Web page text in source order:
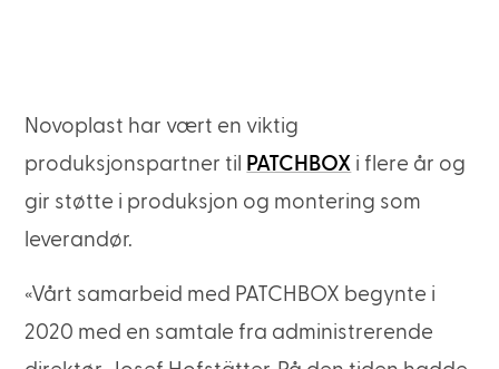
Novoplast har vært en viktig
produksjonspartner til
PATCHBOX i flere år og
gir støtte i produksjon og montering som
leverandør.
«Vårt samarbeid med PATCHBOX begynte i
2020 med en samtale fra administrerende